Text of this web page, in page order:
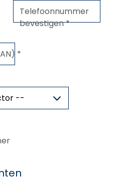
Telefoonnummer
bevestigen *
*